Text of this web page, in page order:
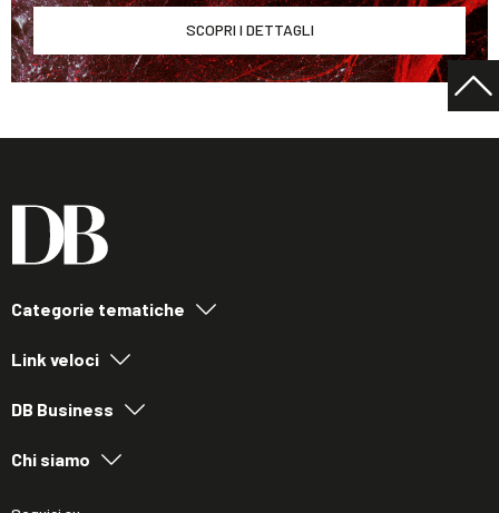
SCOPRI I DETTAGLI
Categorie tematiche
Link veloci
DB Business
Chi siamo